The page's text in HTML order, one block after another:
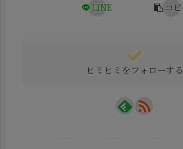
LINE
コピ
ヒミヒミをフォローする